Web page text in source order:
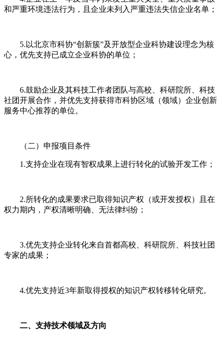
和严重环境违法行为，且企业未列入严重违法失信企业名单；
5.以北京市科协“创新簇”及开放型企业科协建设理念为核
心，优先支持已成立企业科协的单位；
6.鼓励企业及其科技工作者团队与高校、科研院所、科技
社团开展合作，并优先支持获得市科协区域（领域）企业创新
服务中心推荐的单位。
（二）申报项目条件
1.支持企业在现有智权成果上进行转化的试验开发工作；
2.所转化的成果要求已取得知识产权（或开发授权）且在
权力期内，产权清晰明确、无法律纠纷；
3.优先支持企业转化来自首都高校、科研院所、科技社团
专家的成果；
4.优先支持近3年新取得授权的知识产权转移转化研究。
二、支持技术领域及方向